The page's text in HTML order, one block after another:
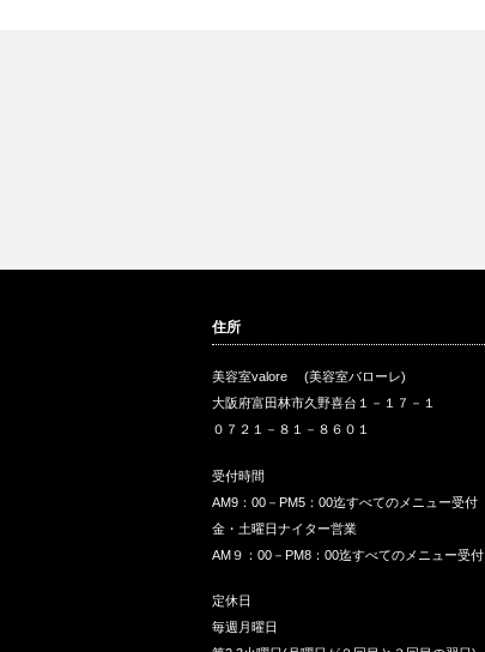
住所
美容室valore (美容室バローレ)
大阪府富田林市久野喜台１－１７－１
０７２１－８１－８６０１
受付時間
AM9：00－PM5：00迄すべてのメニュー受付
金・土曜日ナイター営業
AM９：00－PM8：00迄すべてのメニュー受付
定休日
毎週月曜日